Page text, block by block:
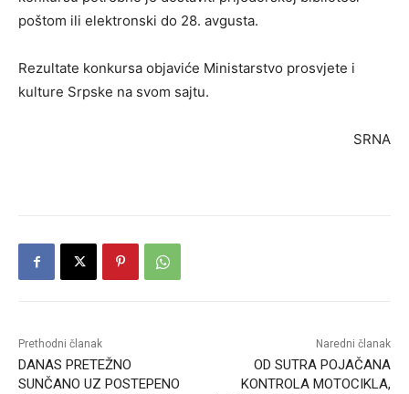
poštom ili elektronski do 28. avgusta.
Rezultate konkursa objaviće Ministarstvo prosvjete i
kulture Srpske na svom sajtu.
SRNA
Prethodni članak
DANAS PRETEŽNO
SUNČANO UZ POSTEPENO
Naredni članak
OD SUTRA POJAČANA
KONTROLA MOTOCIKLA,